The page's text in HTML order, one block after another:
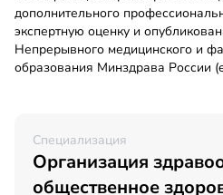
дополнительного
экспертную оценку и
Непрерывного медицинского и
образования Минздрава России
Специализация
Организация
общественное